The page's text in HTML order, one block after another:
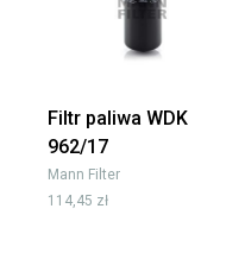
Filtr paliwa WDK
962/17
Mann Filter
114,45 zł